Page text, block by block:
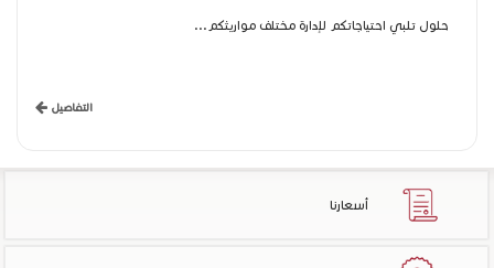
حلول تلبي احتياجاتكم لإدارة مختلف مواريثكم...
التفاصيل
أسعارنا